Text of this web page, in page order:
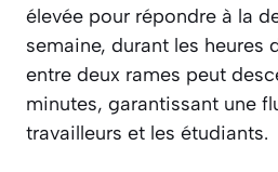
élevée pour répondre à la
semaine, durant les heures
entre deux rames peut
minutes, garantissant une
travailleurs et les étudiants.